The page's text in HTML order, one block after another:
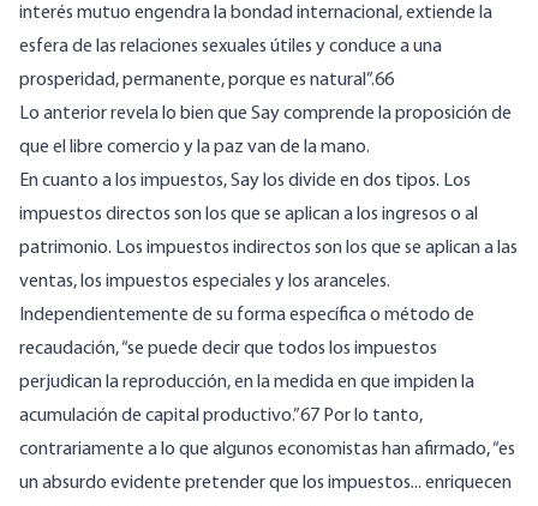
interés mutuo engendra la bondad internacional, extiende la
esfera de las relaciones sexuales útiles y conduce a una
prosperidad, permanente, porque es natural”.66
Lo anterior revela lo bien que Say comprende la proposición de
que el libre comercio y la paz van de la mano.
En cuanto a los impuestos, Say los divide en dos tipos. Los
impuestos directos son los que se aplican a los ingresos o al
patrimonio. Los impuestos indirectos son los que se aplican a las
ventas, los impuestos especiales y los aranceles.
Independientemente de su forma específica o método de
recaudación, “se puede decir que todos los impuestos
perjudican la reproducción, en la medida en que impiden la
acumulación de capital productivo.”67 Por lo tanto,
contrariamente a lo que algunos economistas han afirmado, “es
un absurdo evidente pretender que los impuestos... enriquecen